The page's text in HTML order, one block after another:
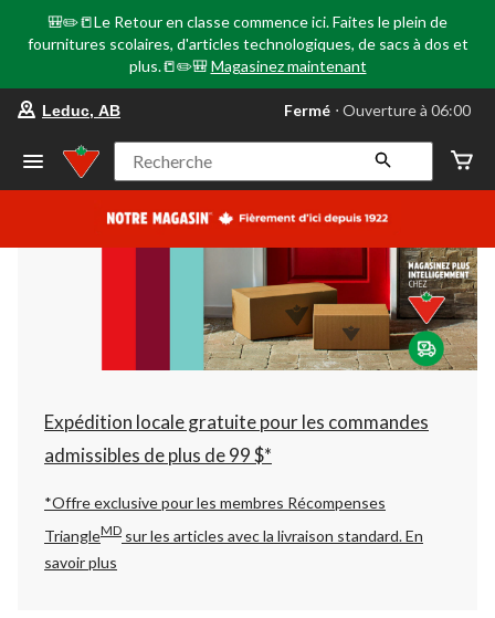
🎒✏️📒Le Retour en classe commence ici. Faites le plein de
fournitures scolaires, d'articles technologiques, de sacs à dos et
plus.📒✏️🎒 Magasinez maintenant
votre
préféré
Leduc,
AB,
courament
Ouverture
à
06:00
cliquer
pour
changer
Leduc, AB Fermé ⋅ Ouverture à 06:00
Recherche
Expédition locale gratuite pour les commandes
admissibles de plus de 99 $*
*Offre exclusive pour les membres Récompenses
TriangleMD sur les articles avec la livraison standard.En
savoir plus